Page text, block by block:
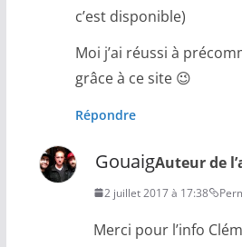
c’est disponible)
Moi j’ai réussi à
grâce à ce site 😉
Répondre
GouaigAuteur de
2 juillet 2017 à 17:38
Merci pour l’info